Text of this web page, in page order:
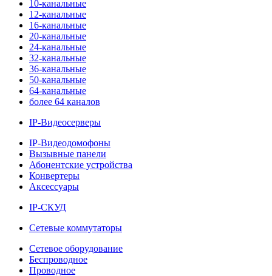
10-канальные
12-канальные
16-канальные
20-канальные
24-канальные
32-канальные
36-канальные
50-канальные
64-канальные
более 64 каналов
IP-Видеосерверы
IP-Видеодомофоны
Вызывные панели
Абонентские устройства
Конвертеры
Аксессуары
IP-СКУД
Сетевые коммутаторы
Сетевое оборудование
Беспроводное
Проводное